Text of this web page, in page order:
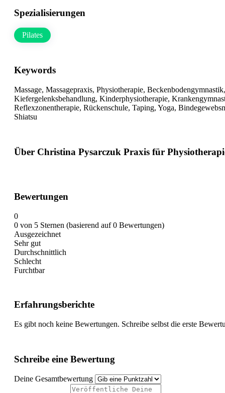
Spezialisierungen
Pilates
Keywords
Massage, Massagepraxis, Physiotherapie,
Kiefergelenksbehandlung, Kinderphysiotherapie,
Reflexzonentherapie, Rückenschule, Taping, Yoga,
Shiatsu
Über Christina Pysarczuk Praxis für
Bewertungen
0
0 von 5 Sternen (basierend auf 0 Bewertungen)
Ausgezeichnet
Sehr gut
Durchschnittlich
Schlecht
Furchtbar
Erfahrungsberichte
Es gibt noch keine Bewertungen. Schreibe selbst die erste
Schreibe eine Bewertung
Deine Gesamtbewertung